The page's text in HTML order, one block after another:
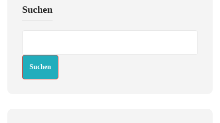
Suchen
Suchen